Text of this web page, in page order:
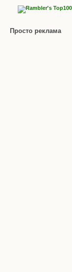
Просто реклама